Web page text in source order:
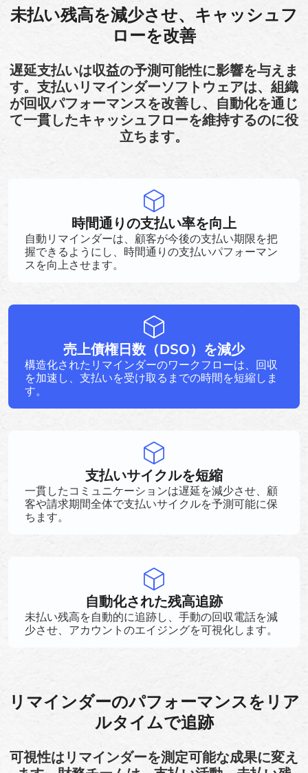
未払い残高を減少させ、キャッシュフ
ローを改善
遅延支払いは収益の予測可能性に影響を与えま
す。支払いリマインダーソフトウェアは、組織
が回収パフォーマンスを改善し、自動化を通じ
て一貫したキャッシュフローを維持するのに役
立ちます。
時間通りの支払い率を向上
自動リマインダーは、顧客が今後の支払い期限を把
握できるようにし、時間通りの支払いパフォーマン
スを向上させます。
売上債権日数（DSO）を減少
構造化されたリマインダーのワークフローは、回収
を加速し、支払いを受け取るまでの時間を短縮しま
す。
支払いサイクルを短縮
一貫したコミュニケーションは遅延を減少させ、顧
客や請求期間全体で支払いサイクルを予測可能に保
ちます。
自動化された残高追跡
未払い残高を自動的に追跡し、手動の回収電話を減
少させ、アカウントのエイジングを可視化します。
リマインダーのパフォーマンスをリア
ルタイムで追跡
可視性はリマインダーを測定可能な成果に変え